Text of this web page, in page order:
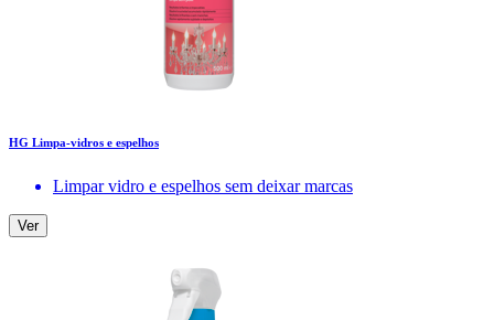
HG Limpa-vidros e espelhos
Limpar vidro e espelhos sem deixar marcas
Ver